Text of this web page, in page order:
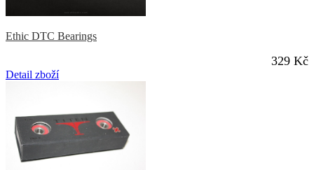
Ethic DTC Bearings
329 Kč
Detail zboží